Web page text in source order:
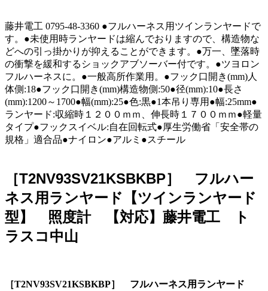
藤井電工 0795-48-3360 ●フルハーネス用ツインランヤードで
す。●未使用時ランヤードは縮んでおりますので、構造物な
どへの引っ掛かりが抑えることができます。●万一、墜落時
の衝撃を緩和するショックアブソーバー付です。●ツヨロン
フルハーネスに。●一般高所作業用。●フック口開き(mm)人
体側:18●フック口開き(mm)構造物側:50●径(mm):10●長さ
(mm):1200～1700●幅(mm):25●色:黒●1本吊り専用●幅:25mm●
ランヤード:収縮時１２００ｍｍ、伸長時１７００ｍｍ●軽量
タイプ●フックスイベル:自在回転式●厚生労働省「安全帯の
規格」適合品●ナイロン●アルミ●スチール
［T2NV93SV21KSBKBP］ フルハー
ネス用ランヤード【ツインランヤード
型】 照度計 【対応】藤井電工 ト
ラスコ中山
［T2NV93SV21KSBKBP］ フルハーネス用ランヤード